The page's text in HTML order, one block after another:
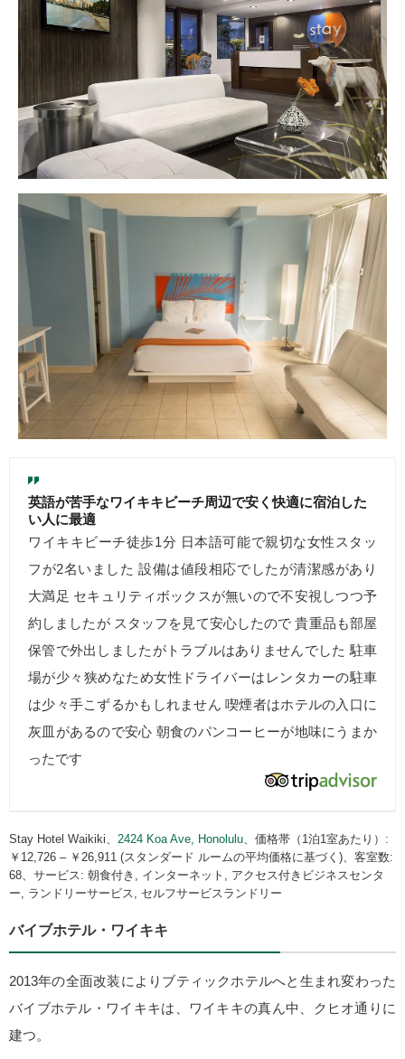
英語が苦手なワイキキビーチ周辺で安く快適に宿泊した
い人に最適
ワイキキビーチ徒歩1分 日本語可能で親切な女性スタッ
フが2名いました 設備は値段相応でしたが清潔感があり
大満足 セキュリティボックスが無いので不安視しつつ予
約しましたが スタッフを見て安心したので 貴重品も部屋
保管で外出しましたがトラブルはありませんでした 駐車
場が少々狭めなため女性ドライバーはレンタカーの駐車
は少々手こずるかもしれません 喫煙者はホテルの入口に
灰皿があるので安心 朝食のパンコーヒーが地味にうまか
ったです
Stay Hotel Waikiki、 2424 Koa Ave, Honolulu、価格帯（1泊1室あたり）:
￥12,726 – ￥26,911 (スタンダード ルームの平均価格に基づく)、客室数:
68、サービス: 朝食付き, インターネット, アクセス付きビジネスセンタ
ー, ランドリーサービス, セルフサービスランドリー
バイブホテル・ワイキキ
2013年の全面改装によりブティックホテルへと生まれ変わった
バイブホテル・ワイキキは、ワイキキの真ん中、クヒオ通りに
建つ。